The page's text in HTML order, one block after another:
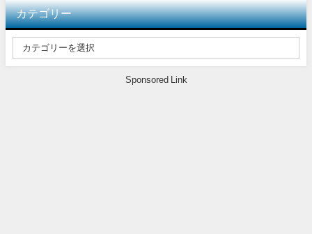
カテゴリー
Sponsored Link